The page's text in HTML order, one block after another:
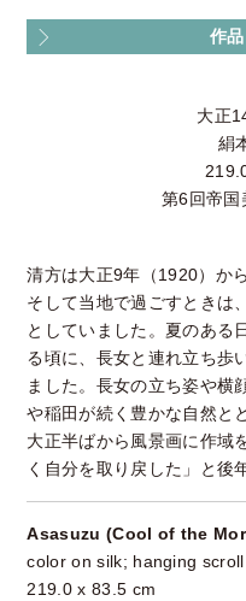
作
大正
絹
第6回帝国
清方は大正9年（1920）か
そして当地で過ごすときは
としていました。夏のある
る頃に、長女と連れ立ち歩
ました。長女の立ち姿や横
や稲田が続く豊かな自然と
大正半ばから風景画に作域
く自分を取り戻した」と後
Asasuzu (Cool of the
color on silk; hanging scroll
219.0 x 83.5 cm